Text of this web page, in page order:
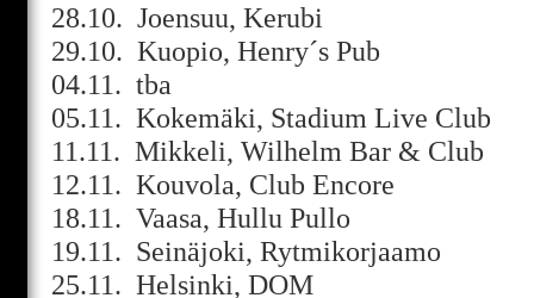
28.10. Joensuu, Kerubi
29.10. Kuopio, Henry´s Pub
04.11. tba
05.11. Kokemäki, Stadium Live Club
11.11. Mikkeli, Wilhelm Bar & Club
12.11. Kouvola, Club Encore
18.11. Vaasa, Hullu Pullo
19.11. Seinäjoki, Rytmikorjaamo
25.11. Helsinki, DOM